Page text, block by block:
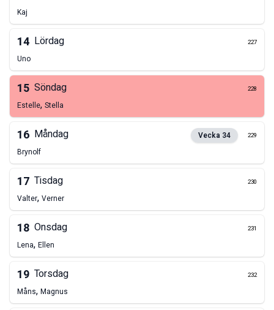
Kaj
14 Lördag 227
Uno
15 Söndag 228
Estelle, Stella
16 Måndag Vecka 34 229
Brynolf
17 Tisdag 230
Valter, Verner
18 Onsdag 231
Lena, Ellen
19 Torsdag 232
Måns, Magnus